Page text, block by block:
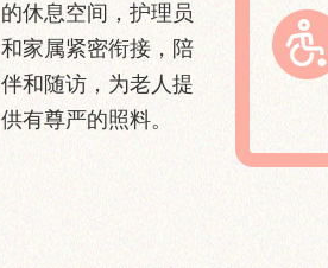
的休息空间，护理员
和家属紧密衔接，陪
伴和随访，为老人提
供有尊严的照料。